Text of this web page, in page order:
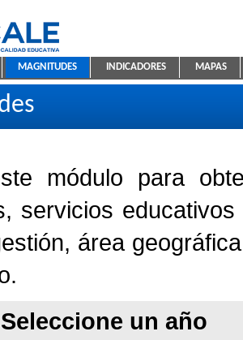
de Estadística Educativa
MAGNITUDES INDICADORES MAPAS
módulo para
servicios
área
un año